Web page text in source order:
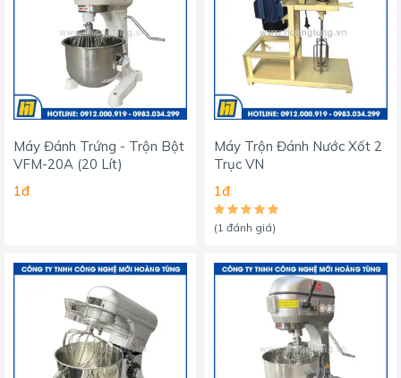
Máy Đánh Trứng - Trộn Bột
VFM-20A (20 Lít)
1đ
Máy Trộn Đánh Nước Xốt 2
Trục VN
1đ
(1 đánh giá)